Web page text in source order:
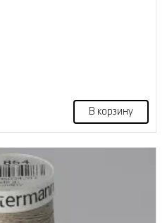
В корзину